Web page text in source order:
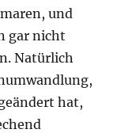
und
gar nicht
Natürlich
hat,